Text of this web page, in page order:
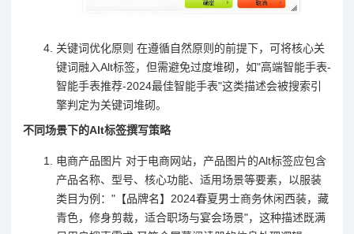
关键词优化原则 在遵循自然原则的前提下，可将核心关
键词融入Alt标签，但需避免过度堆砌，如"高端智能手表-
智能手表推荐-2024最佳智能手表"这类描述会被搜索引
擎判定为关键词堆砌。
不同场景下的Alt标签撰写策略
电商产品图片 对于电商网站，产品图片的Alt标签应包含
产品名称、型号、核心功能、适用场景等要素，以服装
类目为例："【品牌名】2024春夏男士商务休闲西装，藏
青色，修身剪裁，适合职场与宴会场景"，这种描述既满